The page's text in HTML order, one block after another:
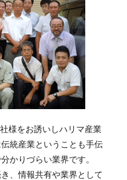
様をお誘いしハリマ産業
統産業ということも手伝
かりづらい業界です。
、情報共有や業界として
メディア出演
整備機構
金庫
小野章子
我妻隆吉
子
講演・講義・研修